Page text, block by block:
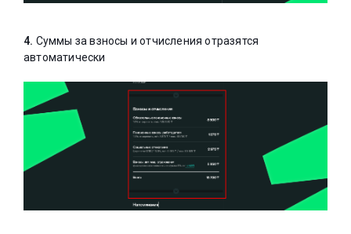
4. Суммы за взносы и отчисления отразятся
автоматически